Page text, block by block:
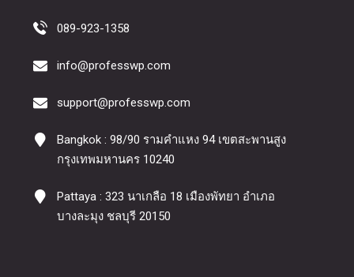
089-923-1358
info@professwp.com
support@professwp.com
Bangkok : 98/90 รามคำแหง 94 เขตสะพานสูง
กรุงเทพมหานคร 10240
Pattaya : 323 นาเกลือ 18 เมืองพัทยา อำเภอ
บางละมุง ชลบุรี 20150